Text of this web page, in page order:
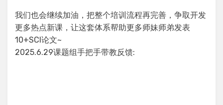
我们也会继续加油，把整个培训流程再完善，争取开发
更多热点新课，让这套体系帮助更多师妹师弟发表
10+SCI论文~
2025.6.29课题组手把手带教反馈: